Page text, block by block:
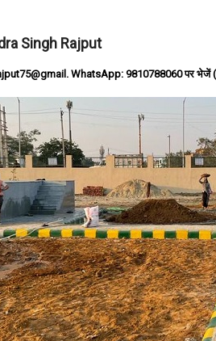
Singh Rajput
WhatsApp: 9810788060 पर भेजें